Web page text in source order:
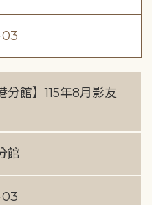
分館】115年8月影友
館